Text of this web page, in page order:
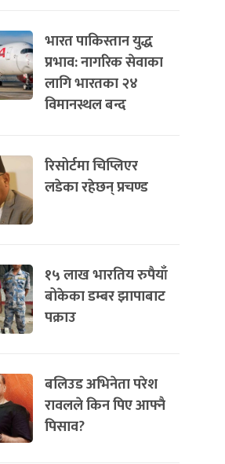
भारत पाकिस्तान युद्ध
प्रभाव: नागरिक सेवाका
लागि भारतका २४
विमानस्थल बन्द
रिसोर्टमा चिप्लिएर
लडेका रहेछन् प्रचण्ड
१५ लाख भारतिय रुपैयाँ
बोकेका डम्बर झापाबाट
पक्राउ
बलिउड अभिनेता परेश
रावलले किन पिए आफ्नै
पिसाव?